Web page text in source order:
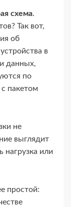
схема.
Так вот,
об
в
данных,
по
с пакетом
не
выглядит
нагрузка или
простой: